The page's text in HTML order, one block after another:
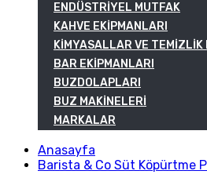
ENDÜSTRIYEL MUTFAK
KAHVE EKIPMANLARI
KIMYASALLAR VE TEMIZLIK
BAR EKIPMANLARI
BUZDOLAPLARI
BUZ MAKINELERI
MARKALAR
Anasayfa
Barista & Co Süt Köpürtme